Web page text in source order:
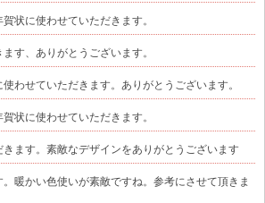
状に使わせていただきます。
す、ありがとうございます。
わせていただきます。ありがとうございます。
状に使わせていただきます。
ます。素敵なデザインをありがとうございます
暖かい色使いが素敵ですね。参考にさせて頂きま